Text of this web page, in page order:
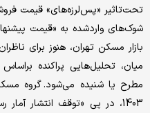
تحت‌تاثیر «پس‌لرزه‌های» قیمت
شوک‌های وارد‌شده به «قیمت
بازار مسکن تهران، هنوز برای
میان، تحلیل‌هایی پراکنده
مطرح یا شنیده می‌شود. گروه مسکن
1403، در پی «توقف انتشار